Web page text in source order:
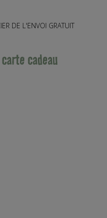
DE L'ENVOI GRATUIT
cadeau